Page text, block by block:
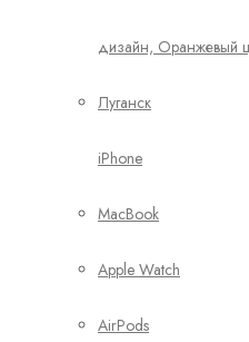
iPhone
MacBook
Apple Watch
AirPods